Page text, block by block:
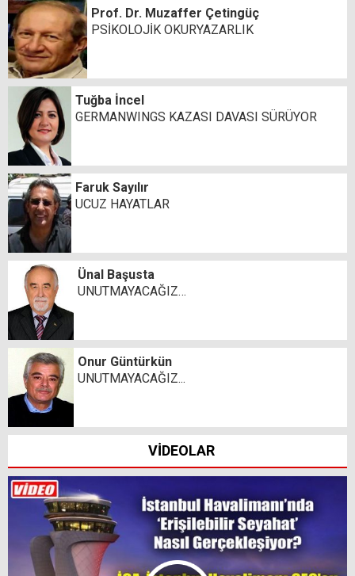
Prof. Dr. Muzaffer Çetingüç
PSİKOLOJİK OKURYAZARLIK
Tuğba İncel
GERMANWINGS KAZASI DAVASI SÜRÜYOR
Faruk Sayılır
UCUZ HAYATLAR
Ünal Başusta
UNUTMAYACAĞIZ…
Onur Güntürkün
UNUTMAYACAĞIZ...
VİDEOLAR